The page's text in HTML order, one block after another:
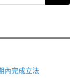
內完成立法